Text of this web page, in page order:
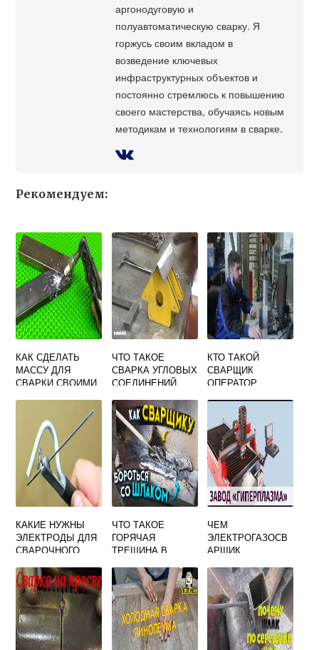
аргонодуговую и
полуавтоматическую сварку. Я
горжусь своим вкладом в
возведение ключевых
инфраструктурных объектов и
постоянно стремлюсь к повышению
своего мастерства, обучаясь новым
методикам и технологиям в сварке.
Рекомендуем:
КАК СДЕЛАТЬ
МАССУ ДЛЯ
СВАРКИ СВОИМИ
ЧТО ТАКОЕ
СВАРКА УГЛОВЫХ
СОЕДИНЕНИЙ
КТО ТАКОЙ
СВАРЩИК
ОПЕРАТОР
КАКИЕ НУЖНЫ
ЭЛЕКТРОДЫ ДЛЯ
СВАРОЧНОГО
РЕСАНТА
ЧТО ТАКОЕ
ГОРЯЧАЯ
ТРЕЩИНА В
ЧЕМ
ЭЛЕКТРОГАЗОСВ
АРЩИК
ЭЛЕКТРОСВАРЩИ
КА РУЧНОЙ
СВАРКИ